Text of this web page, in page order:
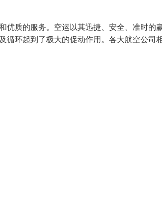
优质的服务。空运以其迅捷、安全、准时的
循环起到了极大的促动作用。各大航空公司